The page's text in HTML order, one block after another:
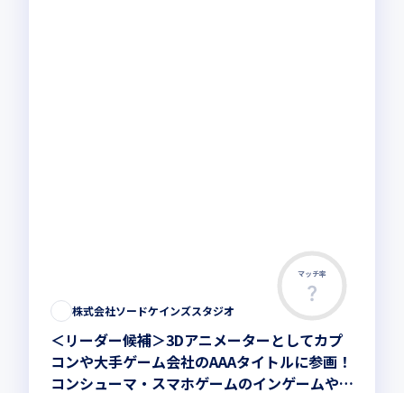
マッチ率
株式会社ソードケインズスタジオ
＜リーダー候補＞3Dアニメーターとしてカプ
コンや大手ゲーム会社のAAAタイトルに参画！
コンシューマ・スマホゲームのインゲームやカ